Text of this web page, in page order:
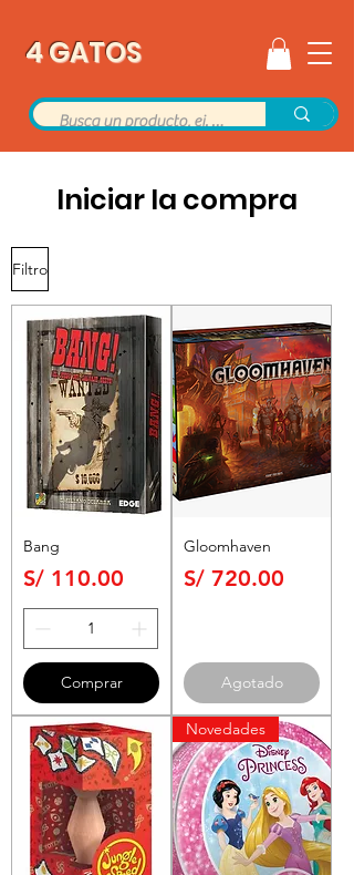
4 GATOS
Iniciar la compra
Filtro
Bang
Precio
S/ 110.00
Comprar
Gloomhaven
Precio
S/ 720.00
Agotado
Novedades